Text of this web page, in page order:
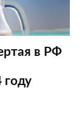
в РФ
году